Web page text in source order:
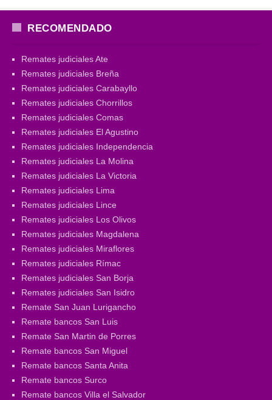
RECOMENDADO
Remates judiciales Ate
Remates judiciales Breña
Remates judiciales Carabayllo
Remates judiciales Chorrillos
Remates judiciales Comas
Remates judiciales El Agustino
Remates judiciales Independencia
Remates judiciales La Molina
Remates judiciales La Victoria
Remates judiciales Lima
Remates judiciales Lince
Remates judiciales Los Olivos
Remates judiciales Magdalena
Remates judiciales Miraflores
Remates judiciales Rímac
Remates judiciales San Borja
Remates judiciales San Isidro
Remate San Juan Lurigancho
Remate bancos San Luis
Remate San Martin de Porres
Remate bancos San Miguel
Remate bancos Santa Anita
Remate bancos Surco
Remate bancos Villa el Salvador